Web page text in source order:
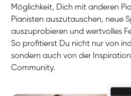
Möglichkeit, Dich mit anderen
Pianisten auszutauschen, neue
auszuprobieren und wertvolles
So profitierst Du nicht nur von
sondern auch von der
Community.